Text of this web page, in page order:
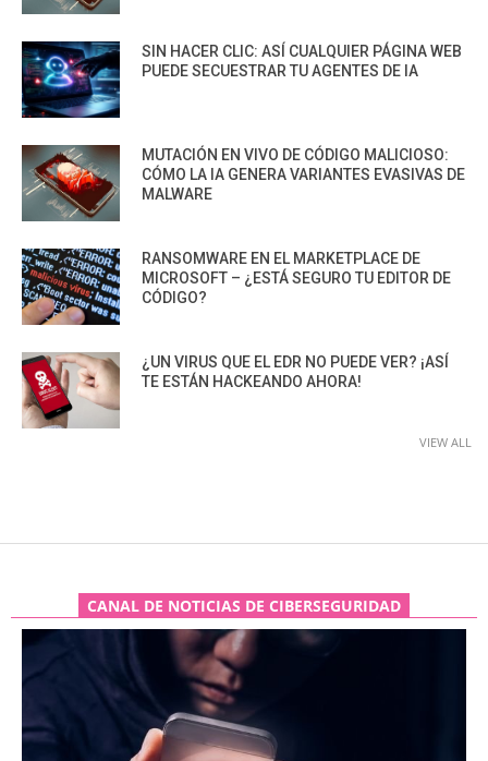
SIN HACER CLIC: ASÍ CUALQUIER PÁGINA WEB
PUEDE SECUESTRAR TU AGENTES DE IA
MUTACIÓN EN VIVO DE CÓDIGO MALICIOSO:
CÓMO LA IA GENERA VARIANTES EVASIVAS DE
MALWARE
RANSOMWARE EN EL MARKETPLACE DE
MICROSOFT – ¿ESTÁ SEGURO TU EDITOR DE
CÓDIGO?
¿UN VIRUS QUE EL EDR NO PUEDE VER? ¡ASÍ
TE ESTÁN HACKEANDO AHORA!
VIEW ALL
CANAL DE NOTICIAS DE CIBERSEGURIDAD